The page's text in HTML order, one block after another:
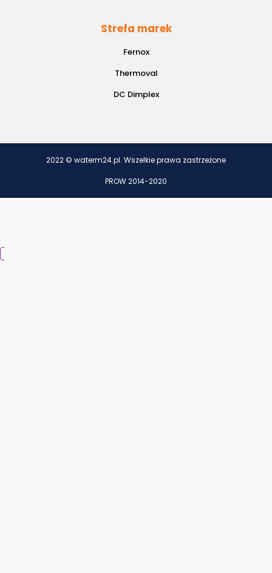
Strefa marek
Fernox
Thermoval
DC Dimplex
2022 © waterm24.pl. Wszelkie prawa zastrzeżone
PROW 2014-2020